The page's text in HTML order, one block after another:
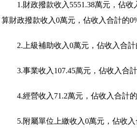
1.財政撥款收入5551.38萬元，佔
算財政撥款收入0萬元，佔收入合計的
2.上級補助收入0萬元，佔收入合計
3.事業收入107.45萬元，佔收入合計
4.經營收入71.2萬元，佔收入合計的
5.附屬單位上繳收入0萬元，佔收入